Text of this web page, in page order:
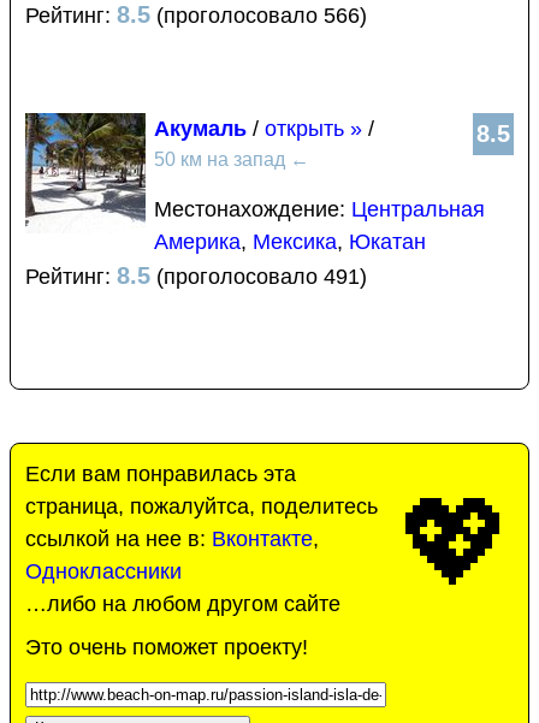
Рейтинг: 8.5 (проголосовало 566)
8.5
Акумаль / открыть » /
50 км на запад ←
Местонахождение: Центральная
Америка, Мексика, Юкатан
Рейтинг: 8.5 (проголосовало 491)
💖
Если вам понравилась эта
страница, пожалуйтса, поделитесь
ссылкой на нее в: Вконтакте,
Одноклассники
…либо на любом другом сайте
Это очень поможет проекту!